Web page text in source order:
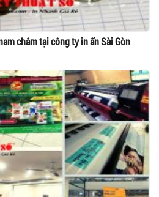
châm tại công ty in ấn Sài Gòn